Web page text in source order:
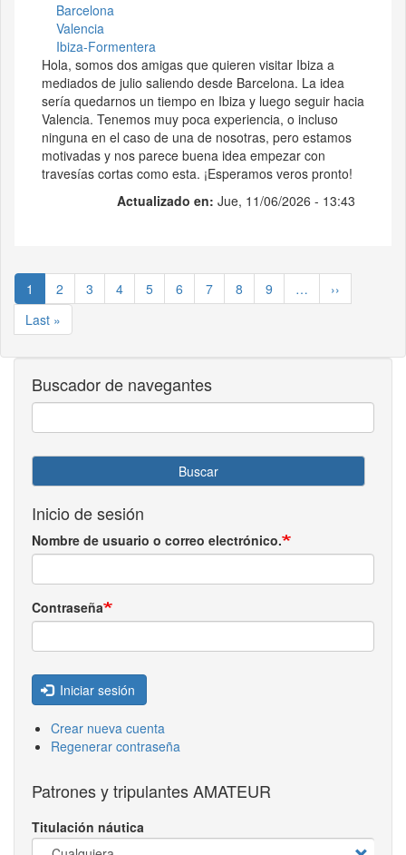
Barcelona
Valencia
Ibiza-Formentera
Hola, somos dos amigas que quieren visitar Ibiza a
mediados de julio saliendo desde Barcelona. La idea
sería quedarnos un tiempo en Ibiza y luego seguir hacia
Valencia. Tenemos muy poca experiencia, o incluso
ninguna en el caso de una de nosotras, pero estamos
motivadas y nos parece buena idea empezar con
travesías cortas como esta. ¡Esperamos veros pronto!
Actualizado en: Jue, 11/06/2026 - 13:43
Paginación
Página
actual
1 Page
2 Page
3 Page
4 Page
5 Page
6 Page
7 Page
8 Page
9 …
Siguiente
página
››
Última
página
Last »
Buscador de navegantes
Buscar
Inicio de sesión
Nombre de usuario o correo electrónico.
Contraseña
Iniciar sesión
Crear nueva cuenta
Regenerar contraseña
Patrones y tripulantes AMATEUR
Titulación náutica